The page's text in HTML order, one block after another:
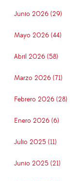
Junio 2026 (29)
Mayo 2026 (44)
Abril 2026 (58)
Marzo 2026 (71)
Febrero 2026 (28)
Enero 2026 (6)
Julio 2025 (11)
Junio 2025 (21)